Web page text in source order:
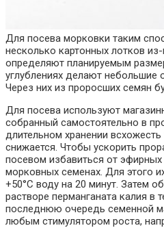
Для посева морковки таким
несколько картонных лотков
определяют планируемым
углублениях делают небольшие
Через них из проросших семян
Для посева используют
собранный самостоятельно в
длительном хранении
снижается. Чтобы ускорить
посевом избавиться от
морковных семенах. Для этого
+50°С воду на 20 минут. Затем
растворе перманганата калия в
последнюю очередь семенной
любым стимулятором роста,